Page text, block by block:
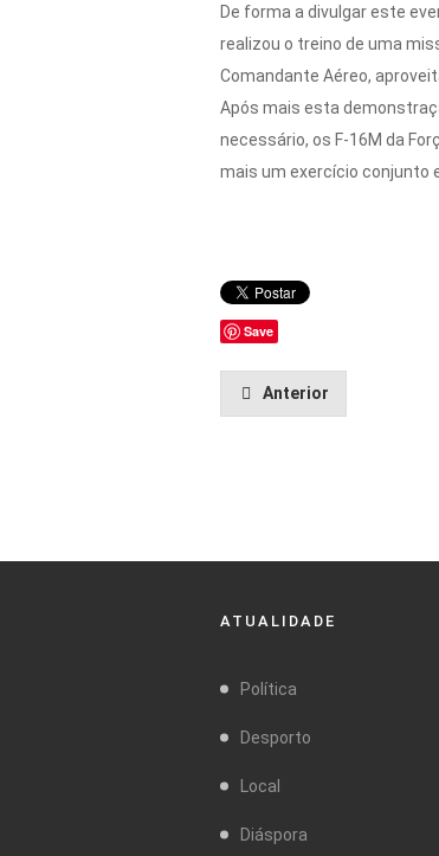
De forma a divulgar este
realizou o treino de uma
Comandante Aéreo,
Após mais esta
necessário, os F-16M da
mais um exercício conjunto
Save
Anterior
ATUALIDADE
Política
Desporto
Local
Diáspora